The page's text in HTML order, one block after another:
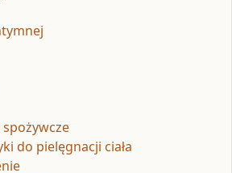
spożywcze
do pielęgnacji ciała